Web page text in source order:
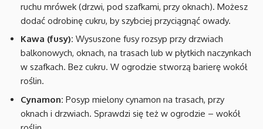
ruchu mrówek (drzwi, pod szafkami, przy oknach). Możesz
dodać odrobinę cukru, by szybciej przyciągnąć owady.
Kawa (fusy): Wysuszone fusy rozsyp przy drzwiach
balkonowych, oknach, na trasach lub w płytkich naczynkach
w szafkach. Bez cukru. W ogrodzie stworzą barierę wokół
roślin.
Cynamon: Posyp mielony cynamon na trasach, przy
oknach i drzwiach. Sprawdzi się też w ogrodzie – wokół